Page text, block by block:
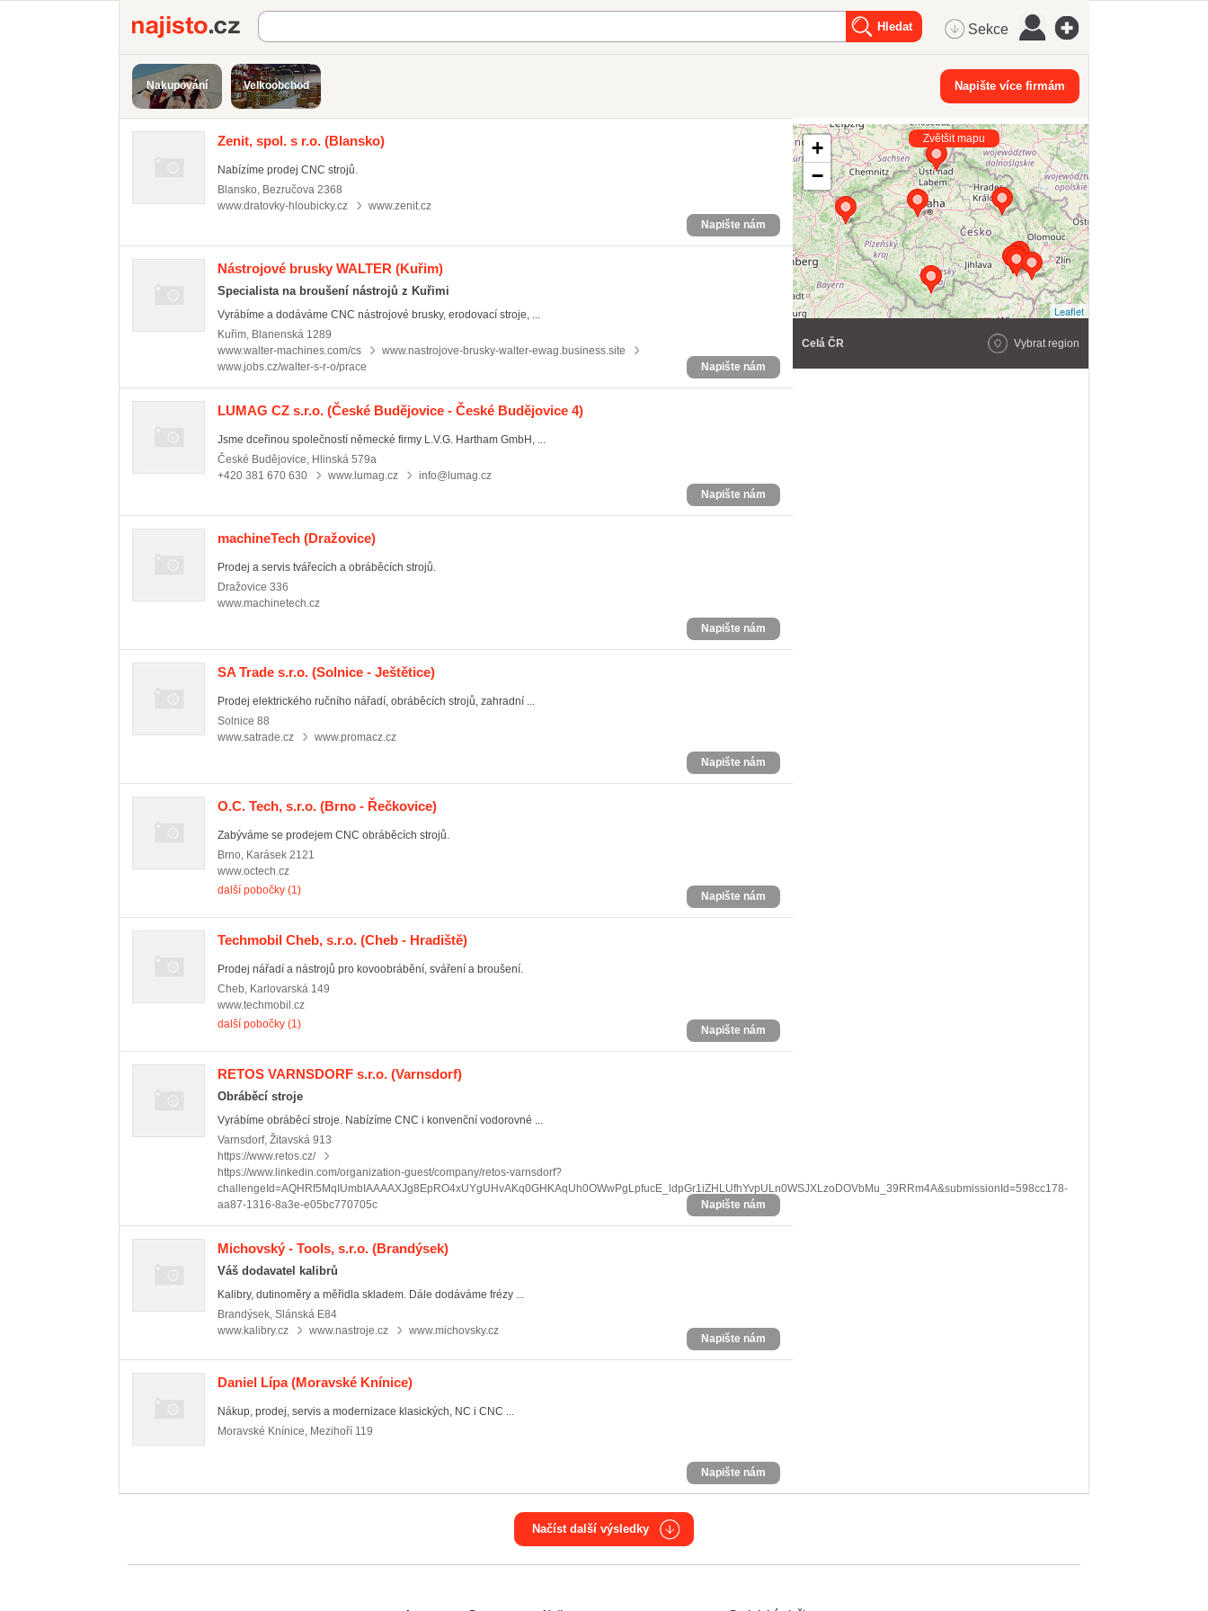
Najisto.cz Sekce
Nakupování Velkoobchod Napište více firmám
Zenit, spol. s r.o. (Blansko)
Nabízíme prodej CNC strojů.
Blansko, Bezručova 2368
www.dratovky-hloubicky.cz
www.zenit.cz
Napište nám
Nástrojové brusky WALTER (Kuřim)
Specialista na broušení nástrojů z Kuřimi
Vyrábíme a dodáváme CNC nástrojové brusky, erodovací stroje, ...
Kuřim, Blanenská 1289
www.walter-machines.com/cs
www.nastrojove-brusky-walter-ewag.business.site
www.jobs.cz/walter-s-r-o/prace
Napište nám
LUMAG CZ s.r.o. (České Budějovice - České Budějovice 4)
Jsme dceřinou společností německé firmy L.V.G. Hartham GmbH, ...
České Budějovice, Hlinská 579a
+420 381 670 630
www.lumag.cz
info@lumag.cz
Napište nám
machineTech (Dražovice)
Prodej a servis tvářecích a obráběcích strojů.
Dražovice 336
www.machinetech.cz
Napište nám
SA Trade s.r.o. (Solnice - Ještětice)
Prodej elektrického ručního nářadí, obráběcích strojů, zahradní ...
Solnice 88
www.satrade.cz
www.promacz.cz
Napište nám
O.C. Tech, s.r.o. (Brno - Řečkovice)
Zabýváme se prodejem CNC obráběcích strojů.
Brno, Karásek 2121
www.octech.cz
další pobočky (1)
Napište nám
Techmobil Cheb, s.r.o. (Cheb - Hradiště)
Prodej nářadí a nástrojů pro kovoobrábění, sváření a broušení.
Cheb, Karlovarská 149
www.techmobil.cz
další pobočky (1)
Napište nám
RETOS VARNSDORF s.r.o. (Varnsdorf)
Obráběcí stroje
Vyrábíme obráběcí stroje. Nabízíme CNC i konvenční vodorovné ...
Varnsdorf, Žitavská 913
https://www.retos.cz/
https://www.linkedin.com/organization-guest/company/retos-varnsdorf?
challengeId=AQHRf5MqIUmbIAAAAXJg8EpRO4xUYgUHvAKq0GHKAqUh0OWwPgLpfucE_ldpGr1iZHLUfhYvpULn0WSJXLzoDOVbMu_39RRm4A&submissionId=598cc178-
aa87-1316-8a3e-e05bc770705c
Napište nám
Michovský - Tools, s.r.o. (Brandýsek)
Váš dodavatel kalibrů
Kalibry, dutinoměry a měřidla skladem. Dále dodáváme frézy ...
Brandýsek, Slánská E84
www.kalibry.cz
www.nastroje.cz www.michovsky.cz
Napište nám
Daniel Lípa(Moravské Knínice)
Nákup, prodej, servis a modernizace klasických, NC i CNC ...
Moravské Knínice, Mezihoří 119
Napište nám
+
−
Leaflet
Zvětšit mapu
Celá ČR Vybrat region
Načíst další výsledky